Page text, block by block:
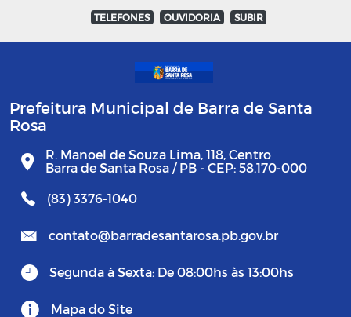
TELEFONES OUVIDORIA SUBIR
Prefeitura Municipal de Barra de Santa
Rosa
R. Manoel de Souza Lima, 118, Centro
Barra de Santa Rosa / PB - CEP: 58.170-000
(83) 3376-1040
contato@barradesantarosa.pb.gov.br
Segunda à Sexta: De 08:00hs às 13:00hs
Mapa do Site